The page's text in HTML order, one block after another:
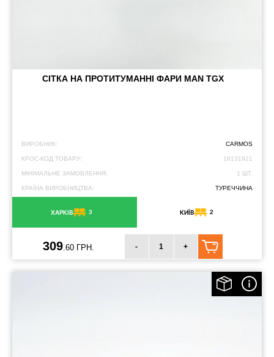
СІТКА НА ПРОТИТУМАННІ ФАРИ MAN TGX
ВИРОБНИК: CARMOS
КРОС-КОД ТОВАРУ: 16131921
МІНІМАЛЬНЕ ЗАМОВЛЕННЯ: 1 ШТ.
КРАЇНА ВИРОБНИЦТВА: ТУРЕЧЧИНА
ХАРКІВ 3 КИЇВ 2
309.60 ГРН. - +